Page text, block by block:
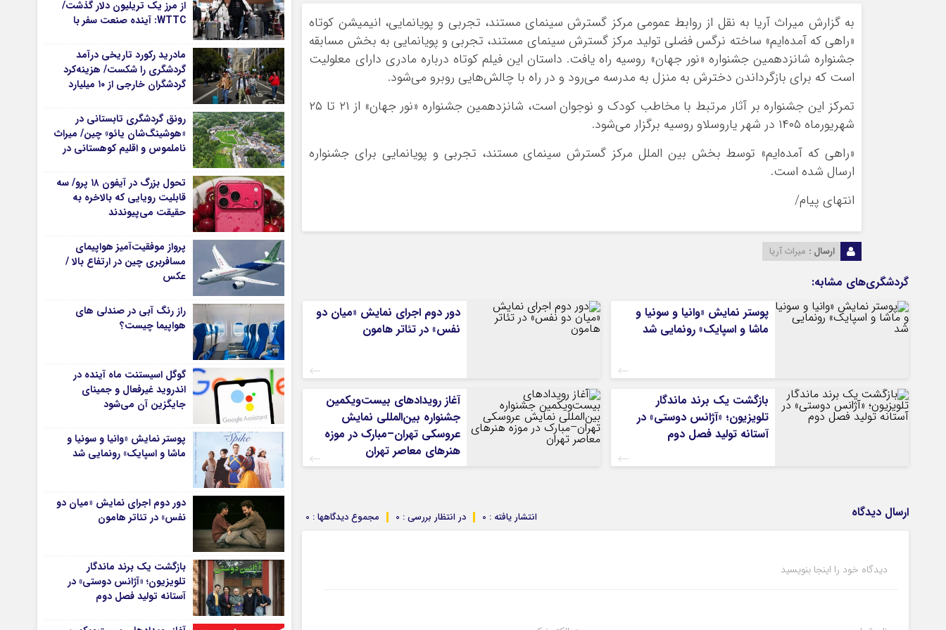
بلیط اتوبوس
مسیرهای نجف به کربلا
به گزارش میراث آریا به نقل از روابط عمومی مرکز گسترش سینمای مستند، تجربی و پویانمایی، انیمیشن کوتاه
«راهی که آمده‌ایم» ساخته نرگس فضلی تولید مرکز گسترش سینمای مستند، تجربی و پویانمایی به بخش مسابقه
جشنواره شانزدهمین جشنواره «نور جهان» روسیه راه یافت. داستان این فیلم کوتاه درباره مادری دارای معلولیت
است که برای بازگرداندن دخترش به منزل به مدرسه می‌رود و در راه با چالش‌هایی روبرو می‌شود.
تمرکز این جشنواره بر آثار مرتبط با مخاطب کودک و نوجوان است، شانزدهمین جشنواره «نور جهان» از ۲۱ تا ۲۵
شهریورماه ۱۴۰۵ در شهر یاروسلاو روسیه برگزار می‌شود.
«راهی که آمده‌ایم» توسط بخش بین الملل مرکز گسترش سینمای مستند، تجربی و پویانمایی برای جشنواره
ارسال شده است.
انتهای پیام/
ارسال : میراث آریا
گردشگری‌های مشابه:
پوستر نمایش «وانیا و سونیا و
ماشا و اسپایک» رونمایی شد
دور دوم اجرای نمایش «میان دو
نفس» در تئاتر هامون
بازگشت یک برند ماندگار
تلویزیون؛ «آژانس دوستی» در
آستانه تولید فصل دوم
آغاز رویدادهای بیست‌ویکمین
جشنواره بین‌المللی نمایش
عروسکی تهران–مبارک در موزه
هنرهای معاصر تهران
ارسال دیدگاه مجموع دیدگاهها : 0 در انتظار بررسی : 0 انتشار یافته : 0
دیدگاه خود را اینجا بنویسید
از مرز یک تریلیون دلار گذشت/
WTTC: آینده صنعت سفر با
تضمین می‌شود
مادرید رکورد تاریخی درآمد
گردشگری را شکست/ هزینه‌کرد
گردشگران خارجی از ۱۰ میلیارد
رونق گردشگری تابستانی در
«هوشینگ‌شان یائو» چین/ میراث
ناملموس و اقلیم کوهستانی در
تحول بزرگ در آیفون ۱۸ پرو/ سه
قابلیت رویایی که بالاخره به
حقیقت می‌پیوندند
پرواز موفقیت‌آمیز هواپیمای
مسافربری چین در ارتفاع بالا /
عکس
راز رنگ آبی در صندلی های
هواپیما چیست؟
گوگل اسیستنت ماه آینده در
اندروید غیرفعال و جمینای
جایگزین آن می‌شود
پوستر نمایش «وانیا و سونیا و
ماشا و اسپایک» رونمایی شد
دور دوم اجرای نمایش «میان دو
نفس» در تئاتر هامون
بازگشت یک برند ماندگار
تلویزیون؛ «آژانس دوستی» در
آستانه تولید فصل دوم